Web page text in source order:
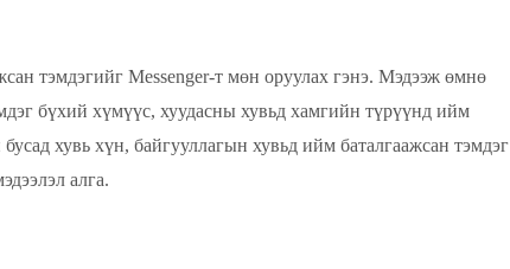
тэмдэгийг Messenger-т мөн оруулах гэнэ. Мэдээж өмнө
бүхий хүмүүс, хуудасны хувьд хамгийн түрүүнд ийм
хувь хүн, байгууллагын хувьд ийм баталгаажсан тэмдэг
алга.